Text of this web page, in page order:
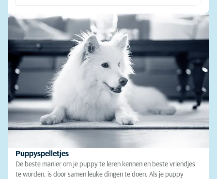
Puppyspelletjes
De beste manier om je puppy te leren kennen en beste vriendjes
te worden, is door samen leuke dingen te doen. Als je puppy